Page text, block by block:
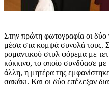
Στην πρώτη φωτογραφία οι δύο
μέσα στα κομψά συνολά τους.
ρομαντικού στυλ φόρεμα με
κόκκινο, το οποίο συνδύασε
άλλη, η μητέρα της
σακάκι. Και οι δύο επέλεξαν